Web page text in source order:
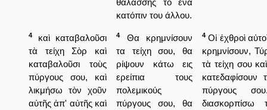
θαλάσσης το ένα
κατόπιν του άλλου.
4
καὶ καταβαλοῦσι
τὰ τείχη Σὸρ καὶ
καταβαλοῦσι τοὺς
πύργους σου, καὶ
λικμήσω τὸν χοῦν
αὐτῆς ἀπ' αὐτῆς καὶ
4
Θα κρημνίσουν
τα τείχη σου, θα
ρίψουν κάτω εις
ερείπια τους
πολεμικούς
πύργους σου, θα
4 Οἱ ἐχθροὶ
κρημνίσουν,
τὰ τείχη σου
κατεδαφίσουν
πύργους
διασκορπίσω